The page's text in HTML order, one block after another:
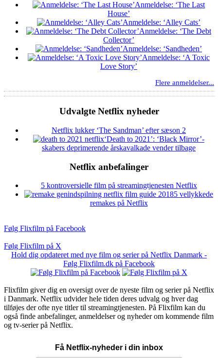
Anmeldelse: ‘The Last
House’
Anmeldelse: ‘Alley Cats’
Anmeldelse: ‘The Debt
Collector’
Anmeldelse: ‘Sandheden’
Anmeldelse: ‘A Toxic
Love Story’
Flere anmeldelser...
Udvalgte Netflix nyheder
Netflix lukker ‘The Sandman’ efter sæson 2
‘Death to 2021’: ‘Black Mirror’-
skabers deprimerende årskavalkade vender tilbage
Netflix anbefalinger
5 kontroversielle film på streamingtjenesten Netflix
5 vellykkede
remakes på Netflix
Følg Flixfilm på Facebook
Følg Flixfilm på X
Hold dig opdateret med nye film og serier på Netflix Danmark -
Følg Flixfilm.dk på Facebook
Flixfilm giver dig en oversigt over de nyeste film og serier på Netflix
i Danmark. Netflix udvider hele tiden deres udvalg og hver dag
tilføjes der ofte nye titler til streamingtjenesten. På Flixfilm kan du
også finde anbefalinger, anmeldelser og nyheder om kommende film
og tv-serier på Netflix.
Få Netflix-nyheder i din inbox